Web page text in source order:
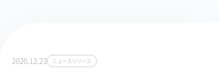
2020.12.23 ニュースリリース